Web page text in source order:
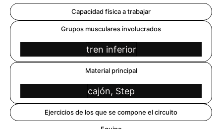
Capacidad física a trabajar
Grupos musculares involucrados
tren inferior
Material principal
cajón, Step
Ejercicios de los que se compone el circuito